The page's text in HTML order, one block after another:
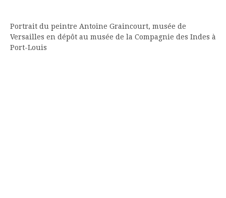
Portrait du peintre Antoine Graincourt, musée de
Versailles en dépôt au musée de la Compagnie des Indes à
Port-Louis